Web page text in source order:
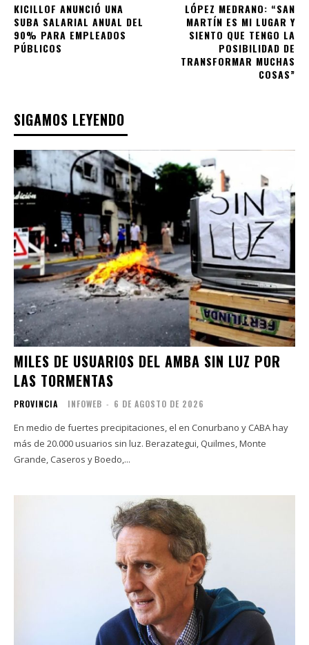
KICILLOF ANUNCIÓ UNA
SUBA SALARIAL ANUAL DEL
90% PARA EMPLEADOS
PÚBLICOS
LÓPEZ MEDRANO: “SAN
MARTÍN ES MI LUGAR Y
SIENTO QUE TENGO LA
POSIBILIDAD DE
TRANSFORMAR MUCHAS
COSAS”
SIGAMOS LEYENDO
MILES DE USUARIOS DEL AMBA SIN LUZ POR
LAS TORMENTAS
PROVINCIA INFOWEB - 6 DE AGOSTO DE 2026
En medio de fuertes precipitaciones, el en Conurbano y CABA hay
más de 20.000 usuarios sin luz. Berazategui, Quilmes, Monte
Grande, Caseros y Boedo,...